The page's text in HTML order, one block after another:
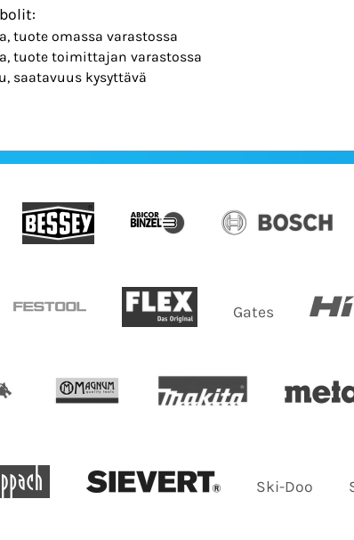
tuote omassa varastossa
tuote toimittajan varastossa
saatavuus kysyttävä
Gates
Ski-Doo